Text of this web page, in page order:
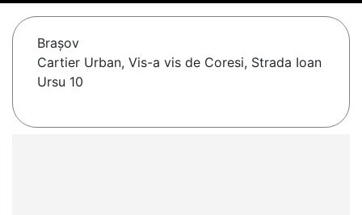
Braşov
Cartier Urban, Vis-a vis de Coresi, Strada Ioan
Ursu 10